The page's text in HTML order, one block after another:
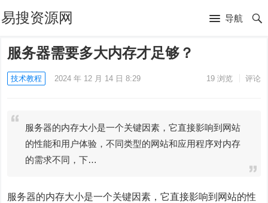
易搜资源网 导航
服务器需要多大内存才足够？
技术教程 2024 年 12 月 14 日 8:29 19浏览 评论
服务器的内存大小是一个关键因素，它直接影响到网站
的性能和用户体验，不同类型的网站和应用程序对内存
的需求不同，下…
服务器的内存大小是一个关键因素，它直接影响到网站的性